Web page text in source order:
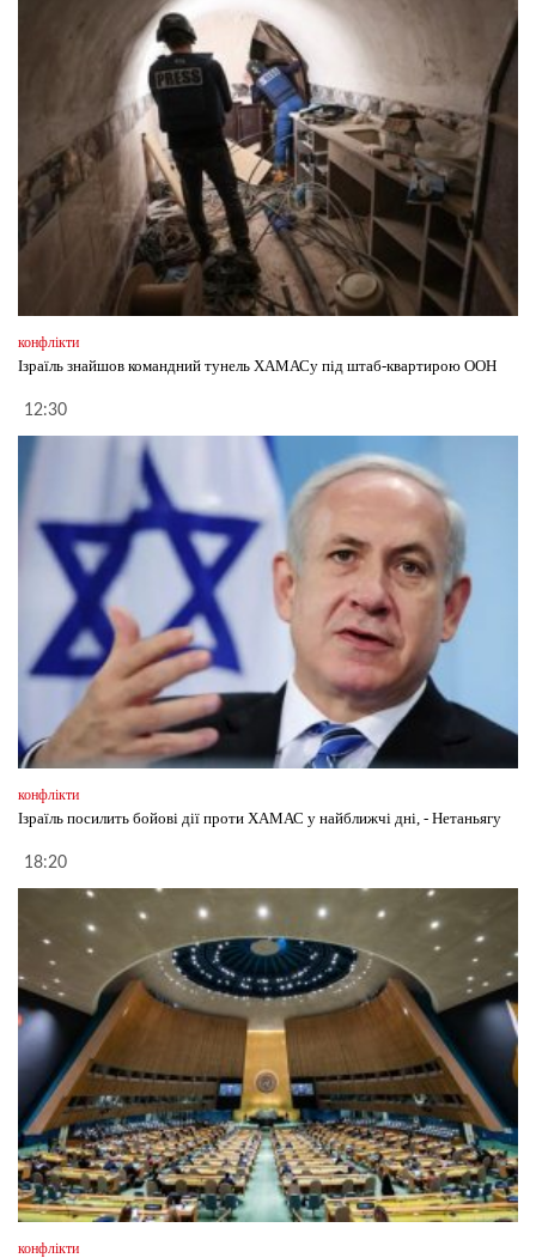
конфлікти
Ізраїль знайшов командний тунель ХАМАСу під штаб-квартирою ООН
12:30
конфлікти
Ізраїль посилить бойові дії проти ХАМАС у найближчі дні, - Нетаньягу
18:20
конфлікти